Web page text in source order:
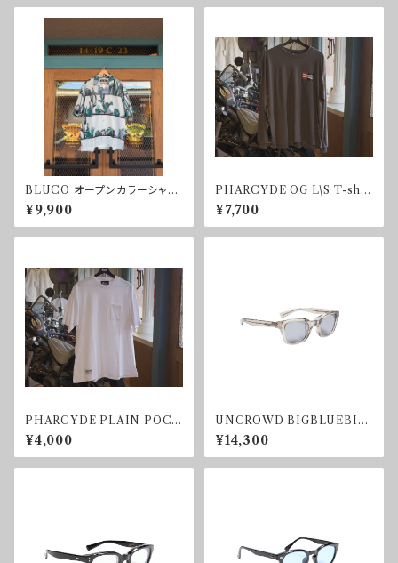
BLUCO オープンカラーシャツ
-CACTUS-
¥9,900
PHARCYDE OG L\S T-shir
t
¥7,700
PHARCYDE PLAIN POCK
ET T-shirt
¥4,000
UNCROWD BIGBLUEBIR
D SUNGLASS SMOKE
¥14,300